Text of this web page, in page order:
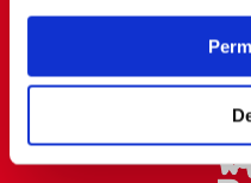
Al suscribirte, estás